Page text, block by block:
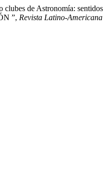
clubes de Astronomía:
”, Revista Latino-